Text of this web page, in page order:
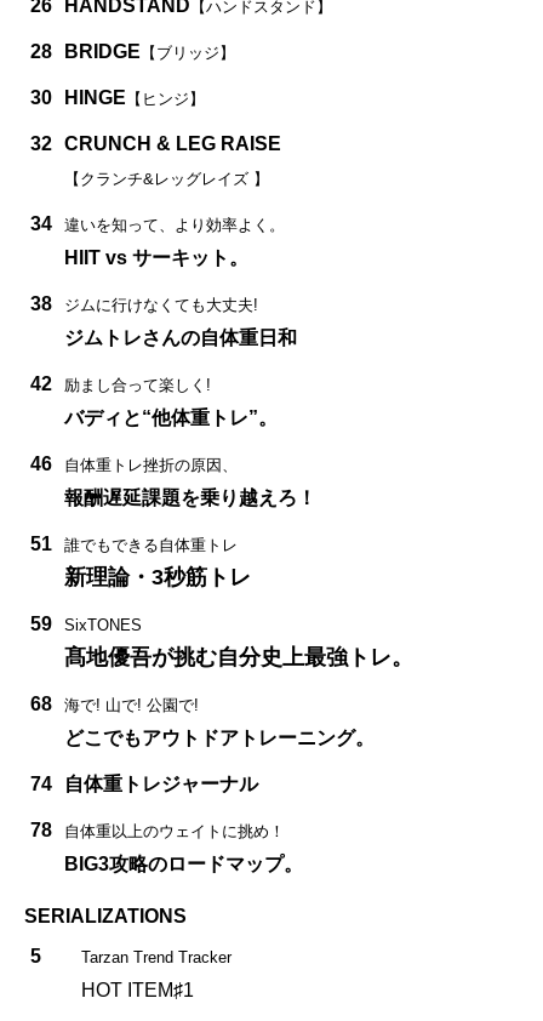
26 HANDSTAND 【ハンドスタンド】
28 BRIDGE 【ブリッジ】
30 HINGE 【ヒンジ】
32 CRUNCH & LEG RAISE
【クランチ&レッグレイズ 】
34 違いを知って、より効率よく。
HIIT vs サーキット。
38 ジムに行けなくても大丈夫!
ジムトレさんの自体重日和
42 励まし合って楽しく!
バディと“他体重トレ”。
46 自体重トレ挫折の原因、
報酬遅延課題を乗り越えろ！
51 誰でもできる自体重トレ
新理論・3秒筋トレ
59 SixTONES
髙地優吾が挑む自分史上最強トレ。
68 海で! 山で! 公園で!
どこでもアウトドアトレーニング。
74 自体重トレジャーナル
78 自体重以上のウェイトに挑め！
BIG3攻略のロードマップ。
SERIALIZATIONS
5
Tarzan Trend Tracker
HOT ITEM♯1